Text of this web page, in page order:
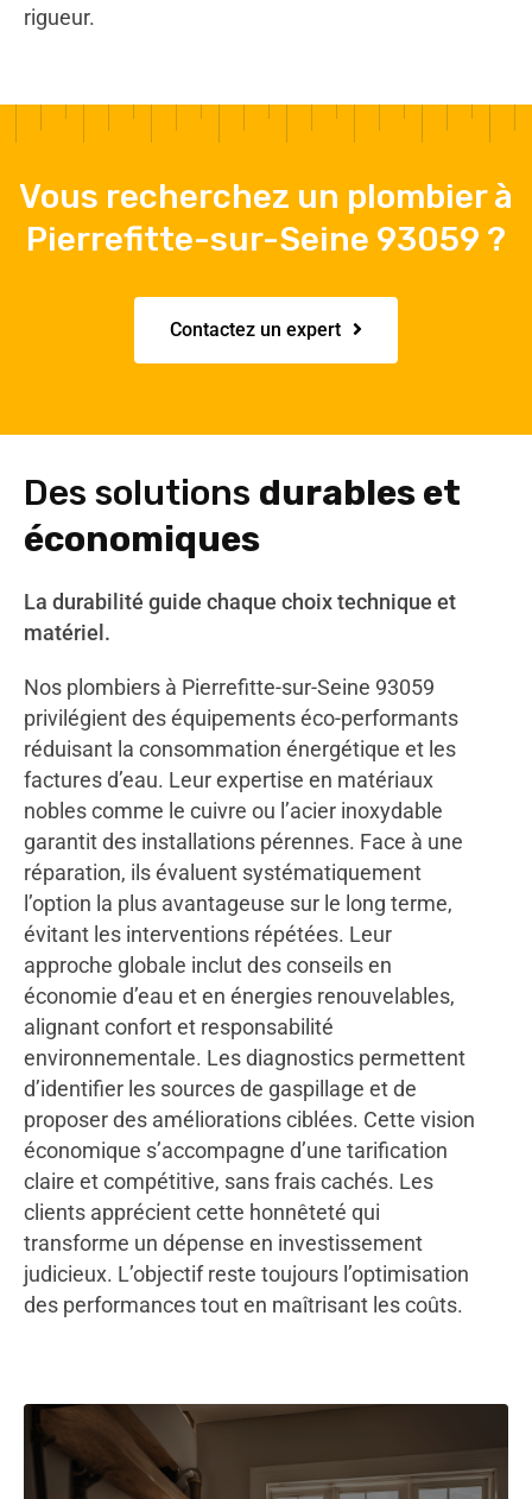
rigueur.
Vous recherchez un plombier à
Pierrefitte-sur-Seine 93059 ?
Contactez un expert
Des solutions durables et
économiques
La durabilité guide chaque choix technique et
matériel.
Nos plombiers à Pierrefitte-sur-Seine 93059
privilégient des équipements éco-performants
réduisant la consommation énergétique et les
factures d’eau. Leur expertise en matériaux
nobles comme le cuivre ou l’acier inoxydable
garantit des installations pérennes. Face à une
réparation, ils évaluent systématiquement
l’option la plus avantageuse sur le long terme,
évitant les interventions répétées. Leur
approche globale inclut des conseils en
économie d’eau et en énergies renouvelables,
alignant confort et responsabilité
environnementale. Les diagnostics permettent
d’identifier les sources de gaspillage et de
proposer des améliorations ciblées. Cette vision
économique s’accompagne d’une tarification
claire et compétitive, sans frais cachés. Les
clients apprécient cette honnêteté qui
transforme un dépense en investissement
judicieux. L’objectif reste toujours l’optimisation
des performances tout en maîtrisant les coûts.